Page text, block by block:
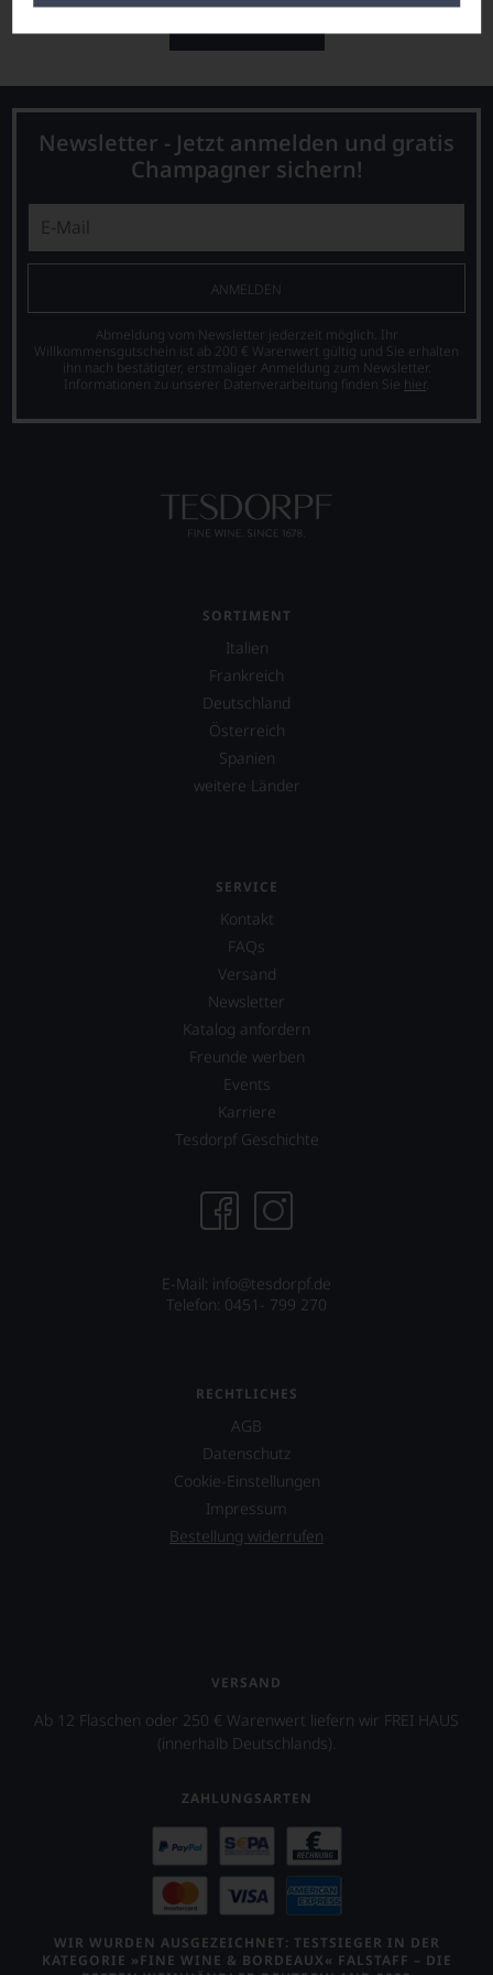
Newsletter - Jetzt anmelden und gratis
Champagner sichern!
ANMELDEN
Abmeldung vom Newsletter jederzeit möglich. Ihr
Willkommensgutschein ist ab 200 € Warenwert gültig und Sie erhalten
ihn nach bestätigter, erstmaliger Anmeldung zum Newsletter.
Informationen zu unserer Datenverarbeitung finden Sie hier.
SORTIMENT
Italien
Frankreich
Deutschland
Österreich
Spanien
weitere Länder
SERVICE
Kontakt
FAQs
Versand
Newsletter
Katalog anfordern
Freunde werben
Events
Karriere
Tesdorpf Geschichte
E-Mail: info@tesdorpf.de
Telefon: 0451- 799 270
RECHTLICHES
AGB
Datenschutz
Cookie-Einstellungen
Impressum
Bestellung widerrufen
VERSAND
Ab 12 Flaschen oder 250 € Warenwert liefern wir FREI HAUS
(innerhalb Deutschlands).
ZAHLUNGSARTEN
WIR WURDEN AUSGEZEICHNET: TESTSIEGER IN DER
KATEGORIE »FINE WINE & BORDEAUX« FALSTAFF – DIE